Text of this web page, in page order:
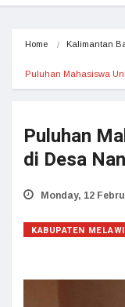
Home Kalimantan
Puluhan Mahasiswa
Puluhan
di Desa
Monday, 12
KABUPATEN MELAWI